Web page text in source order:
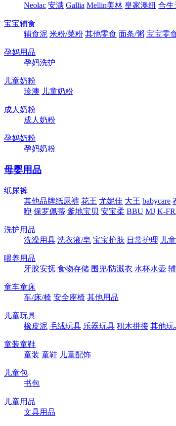
Neolac 安满 Gallia Mellin美林 皇家澳纽 合生
宝宝辅食
辅食泥 米粉/菜粉 其他零食 面条/粥 宝宝零
孕妈用品
孕妈洗护
儿童奶粉
珍澳 儿童奶粉
成人奶粉
成人奶粉
孕妈奶粉
孕妈奶粉
母婴用品
纸尿裤
其他品牌纸尿裤 花王 尤妮佳 大王 babycare
咿 保罗佩蒂 爹地宝贝 安宝柔 BBU MJ K-
洗护用品
洗澡用具 洗衣液/皂 宝宝护肤 日常护理 儿
喂养用品
牙胶安抚 食物存储 围兜/防溅衣 水杯水壶
童车童床
车/床/椅 安全座椅 其他用品
儿童玩具
橡皮泥 毛绒玩具 乐器玩具 积木拼接 其他玩
童装童鞋
童装 童鞋 儿童配饰
儿童包
书包
儿童用品
文具用品